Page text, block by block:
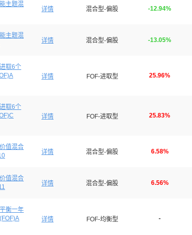
主题混
详情 混合型-偏股 -12.94%
主题混
详情 混合型-偏股 -13.05%
取6个
详情 FOF-进取型 25.96%
取6个
详情 FOF-进取型 25.83%
值混合
详情 混合型-偏股 6.58%
值混合
详情 混合型-偏股 6.56%
衡一年
详情 FOF-均衡型 -